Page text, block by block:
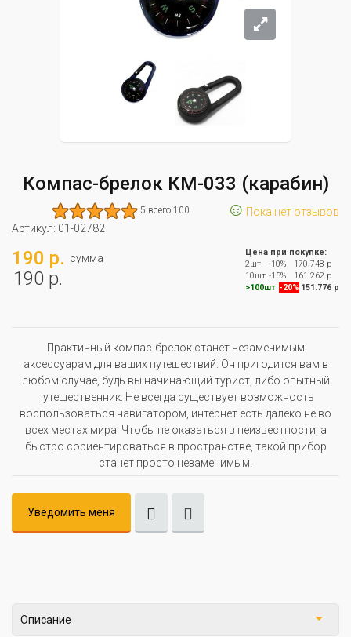
Компас-брелок КМ-033 (карабин)
5 всего 100 ☺ Пока нет отзывов
Артикул: 01-02782
190 р. сумма
190 р.
Цена при покупке:
2шт
-10%
170.748 р
10шт -15%
161.262 р
>100шт -20% 151.776 р
Практичный компас-брелок станет незаменимым
аксессуарам для ваших путешествий. Он пригодится вам в
любом случае, будь вы начинающий турист, либо опытный
путешественник. Не всегда существует возможность
воспользоваться навигатором, интернет есть далеко не во
всех местах мира. Чтобы не оказаться в неизвестности, а
быстро сориентироваться в пространстве, такой прибор
станет просто незаменимым.
Уведомить меня
Описание